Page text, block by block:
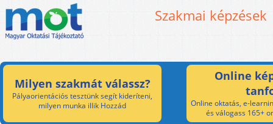
Szakmai képzések
Milyen szakmát válassz?
Pályaorientációs tesztünk segít kideríteni,
milyen munka illik Hozzád
Online
Online oktatás, e-
és válogass 165+